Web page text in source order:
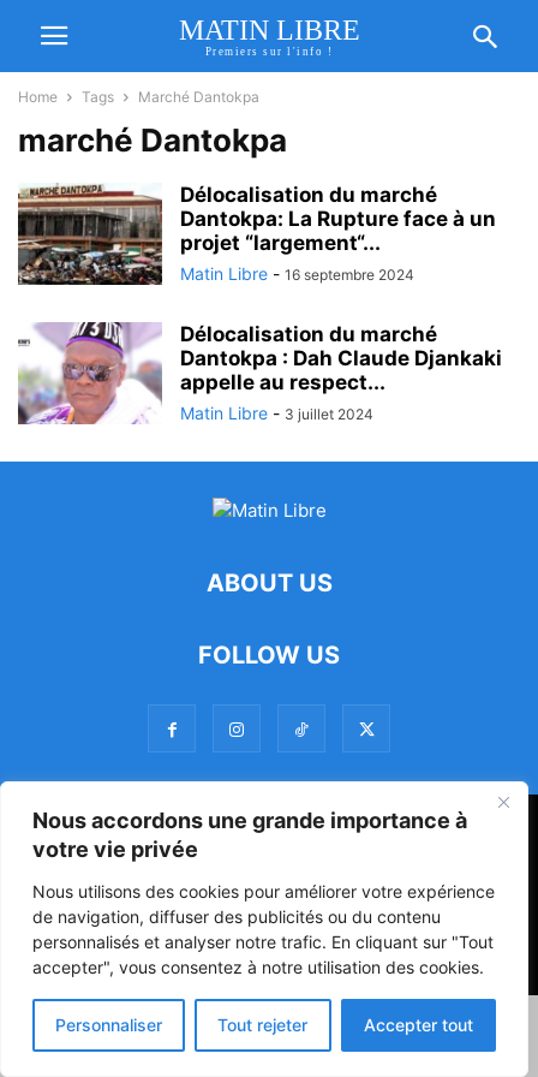
Nous accordons une grande importance à
votre vie privée
Nous utilisons des cookies pour améliorer votre expérience
de navigation, diffuser des publicités ou du contenu
personnalisés et analyser notre trafic. En cliquant sur "Tout
accepter", vous consentez à notre utilisation des cookies.
Personnaliser Tout rejeter Accepter tout
MATIN LIBRE
Premiers sur l'info !
Home Tags Marché Dantokpa
marché Dantokpa
Délocalisation du marché
Dantokpa: La Rupture face à un
projet “largement“...
Matin Libre - 16 septembre 2024
Délocalisation du marché
Dantokpa : Dah Claude Djankaki
appelle au respect...
Matin Libre - 3 juillet 2024
ABOUT US
FOLLOW US
47ᵉ Assemblée Mondiale sur la Protection de la Vie Privée: Me
Luciano Hounkponou représente le Bénin à Séoul
Politique Société Culture
© Powered by digitXplus Francophone